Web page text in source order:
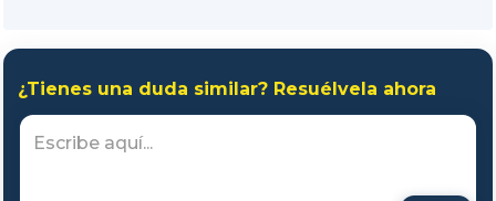
¿Tienes una duda similar? Resuélvela ahora